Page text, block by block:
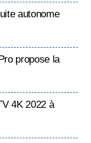
autonome
propose la
4K 2022 à